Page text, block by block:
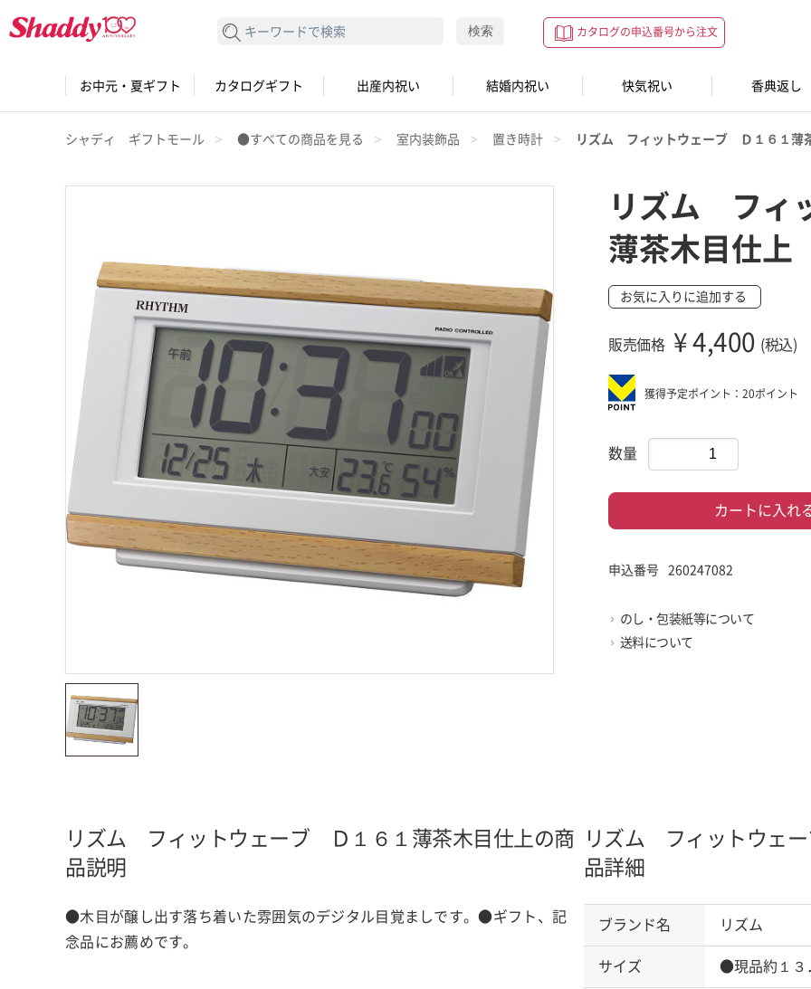
カタログの申込番号から注文
検索する 検索
お中元・夏ギフト カタログギフト 出産内祝い 結婚内祝い 快気祝い 香典返し
シャディ ギフトモール ●すべての商品を見る 室内装飾品 置き時計 リズム フィットウェーブ Ｄ１６１薄
リズム フィ
薄茶木目仕上
お気に入りに追加する
販売価格 ¥ 4,400 (税込)
獲得予定ポイント：20ポイント
数量
カートに入れ
申込番号 260247082
のし・包装紙等について
送料について
リズム フィットウェーブ Ｄ１６１ 薄茶木目仕上の商
品説明
●木目が醸し出す落ち着いた雰囲気のデジタル目覚ましです。●ギフト、記
念品にお薦めです。
リズム フィットウェ
品詳細
ブランド名 リズム
サイズ ●現品約１３